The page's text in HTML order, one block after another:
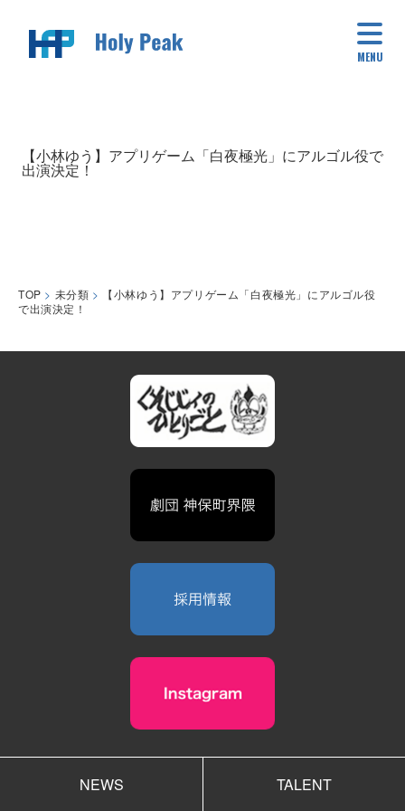
MENU
TOP > 未分類 >
【小林ゆう】アプリゲーム「白夜極光」にアルゴル役
で出演決定！
【小林ゆう】アプリゲーム「白夜極光」にアルゴル役で
出演決定！
NEWS TALENT